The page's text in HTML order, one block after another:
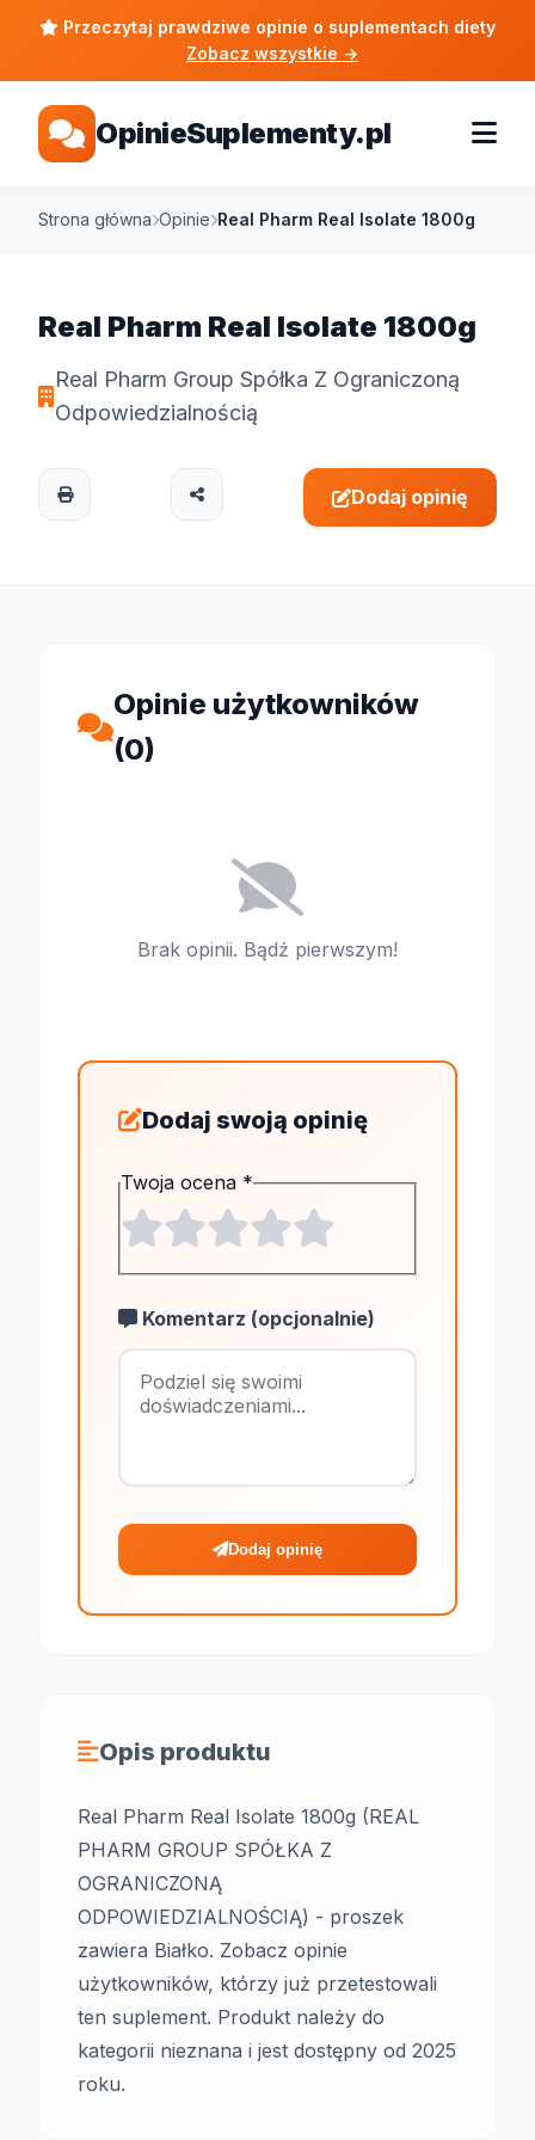
Przeczytaj prawdziwe opinie o suplementach diety
Zobacz wszystkie →
OpinieSuplementy.pl
Strona główna Opinie Real Pharm Real Isolate 1800g
Real Pharm Real Isolate 1800g
Real Pharm Group Spółka Z Ograniczoną
Odpowiedzialnością
Dodaj opinię
Opinie użytkowników
(0)
Brak opinii. Bądź pierwszym!
Dodaj swoją opinię
Twoja ocena *
Komentarz (opcjonalnie)
Maksymalnie
Dodaj opinię
Opis produktu
Real Pharm Real Isolate 1800g (REAL
PHARM GROUP SPÓŁKA Z
OGRANICZONĄ
ODPOWIEDZIALNOŚCIĄ) - proszek
zawiera Białko. Zobacz opinie
użytkowników, którzy już przetestowali
ten suplement. Produkt należy do
kategorii nieznana i jest dostępny od 2025
roku.